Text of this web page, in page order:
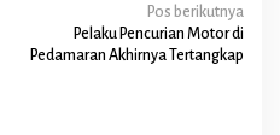
Pos berikutnya
Pelaku Pencurian Motor di
Pedamaran Akhirnya Tertangkap